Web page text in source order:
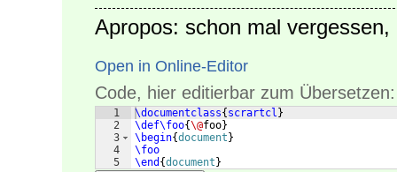
Apropos: schon mal vergessen,
Open in Online-Editor
Code, hier editierbar zum Übersetzen:
1
2
3
4
5
\documentclass{ scrartcl }
\def\foo{\@foo}
\begin{document }
\foo
\end {document }